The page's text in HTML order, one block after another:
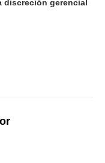
discreción gerencial